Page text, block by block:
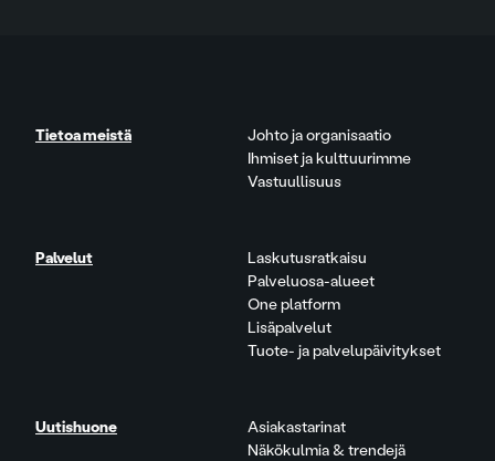
Tietoa meistä
Johto ja organisaatio
Ihmiset ja kulttuurimme
Vastuullisuus
Palvelut
Laskutusratkaisu
Palveluosa-alueet
One platform
Lisäpalvelut
Tuote- ja palvelupäivitykset
Uutishuone
Asiakastarinat
Näkökulmia & trendejä